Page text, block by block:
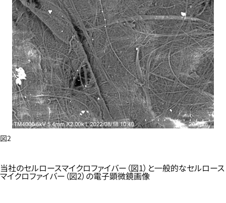
図2
当社のセルロースマイクロファイバー（図1）と一般的なセルロース
マイクロファイバー（図2）の電子顕微鏡画像